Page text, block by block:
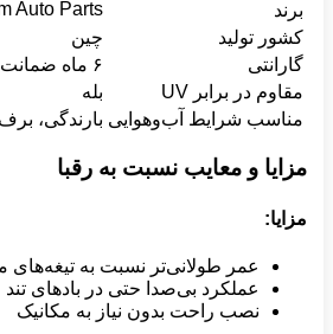
برند
Auto Parts
کشور تولید
چین
گارانتی
۶ ماه ضمانت عملکرد
مقاوم در برابر UV
بله
مناسب شرایط آب‌وهوایی بارندگی،
مزایا و معایب نسبت به رقبا
مزایا:
عمر طولانی‌تر نسبت به تیغه‌های
عملکرد بی‌صدا حتی در بادهای تند
نصب راحت بدون نیاز به مکانیک